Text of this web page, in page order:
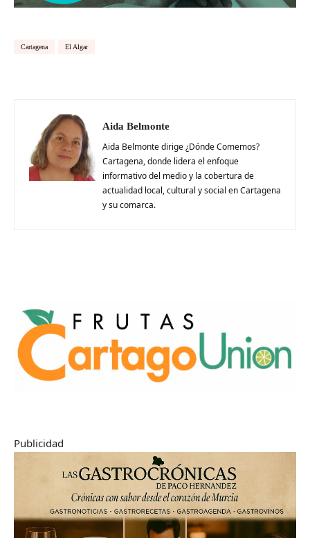
Cartagena El Algar
Aida Belmonte
Aida Belmonte dirige ¿Dónde Comemos?
Cartagena, donde lidera el enfoque
informativo del medio y la cobertura de
actualidad local, cultural y social en Cartagena
y su comarca.
Publicidad